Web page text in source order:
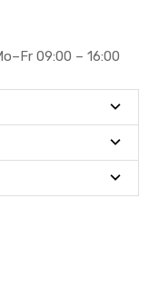
09:00 – 16:00